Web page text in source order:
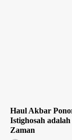
Haul Akbar
Istighosah
Zaman